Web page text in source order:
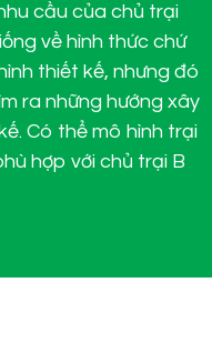
cầu của chủ trại
về hình thức chứ
thiết kế, nhưng đó
ra những hướng xây
Có thể mô hình trại
hợp với chủ trại B